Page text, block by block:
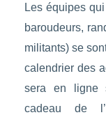
Les équipes
baroudeurs,
militants) se
calendrier des
sera en ligne
cadeau de